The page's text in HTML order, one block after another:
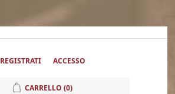
REGISTRATI ACCESSO
CARRELLO (0)